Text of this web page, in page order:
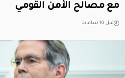
مع مصالح الأمن القومي
قبل 10 ساعات